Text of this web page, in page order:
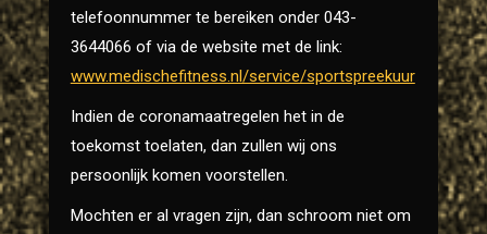
telefoonnummer te bereiken onder 043-
3644066 of via de website met de link:
www.medischefitness.nl/service/sportspreekuur
Indien de coronamaatregelen het in de
toekomst toelaten, dan zullen wij ons
persoonlijk komen voorstellen.
Mochten er al vragen zijn, dan schroom niet om